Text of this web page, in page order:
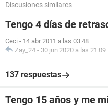
Discusiones similares
Tengo 4 días de
Ceci - 14 abr 2011 a las 03:48
Zay_24 - 30 jun 2020 a las 21:09
137 respuestas
Tengo 15 años y me